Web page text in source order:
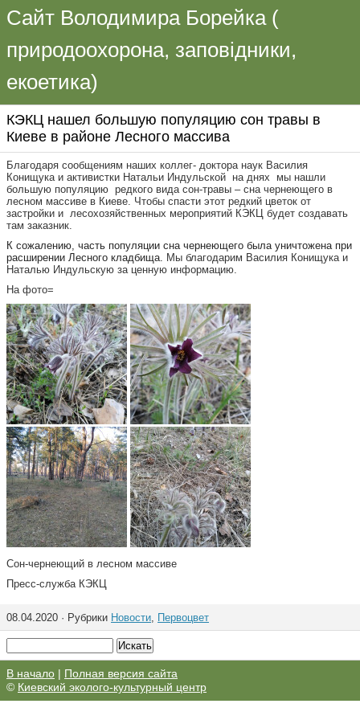
Сайт Володимира Борейка (
природоохорона, заповідники,
екоетика)
КЭКЦ нашел большую популяцию сон травы в
Киеве в районе Лесного массива
Благодаря сообщениям наших коллег- доктора наук Василия
Конищука и активистки Натальи Индульской на днях мы нашли
большую популяцию редкого вида сон-травы – сна чернеющего в
лесном массиве в Киеве. Чтобы спасти этот редкий цветок от
застройки и лесохозяйственных мероприятий КЭКЦ будет создавать
там заказник.
К сожалению, часть популяции сна чернеющего была уничтожена при
расширении Лесного кладбища. Мы благодарим Василия Конищука и
Наталью Индульскую за ценную информацию.
На фото=
Сон-чернеющий в лесном массиве
Пресс-служба КЭКЦ
08.04.2020 · Рубрики Новости, Первоцвет
В начало | Полная версия сайта
© Киевский эколого-культурный центр